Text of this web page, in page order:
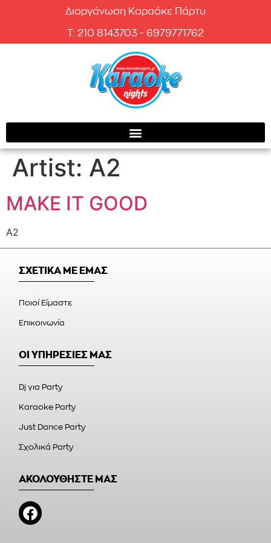
Διοργάνωση Καραόκε Πάρτυ
T: 210 8143703 - 6979771762
Artist: A2
MAKE IT GOOD
A2
ΣΧΕΤΙΚΑ ΜΕ ΕΜΑΣ
Ποιοί Είμαστε
Επικοινωνία
ΟΙ ΥΠΗΡΕΣΙΕΣ ΜΑΣ
Dj για Party
Karaoke Party
Just Dance Party
Σχολικά Party
ΑΚΟΛΟΥΘΗΣΤΕ ΜΑΣ